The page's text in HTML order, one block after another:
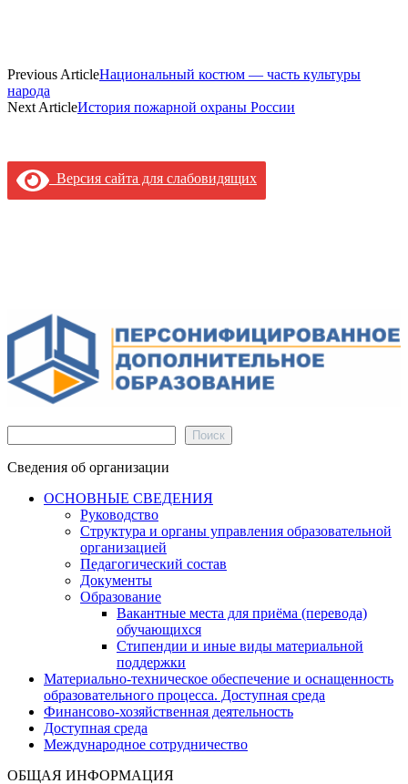
Previous ArticleНациональный костюм — часть культуры
народа
Next ArticleИстория пожарной охраны России
Версия сайта для слабовидящих
Поиск
Сведения об организации
ОСНОВНЫЕ СВЕДЕНИЯ
Руководство
Структура и органы управления образовательной
организацией
Педагогический состав
Документы
Образование
Вакантные места для приёма (перевода)
обучающихся
Стипендии и иные виды материальной
поддержки
Материально-техническое обеспечение и оснащенность
образовательного процесса. Доступная среда
Финансово-хозяйственная деятельность
Доступная среда
Международное сотрудничество
ОБЩАЯ ИНФОРМАЦИЯ